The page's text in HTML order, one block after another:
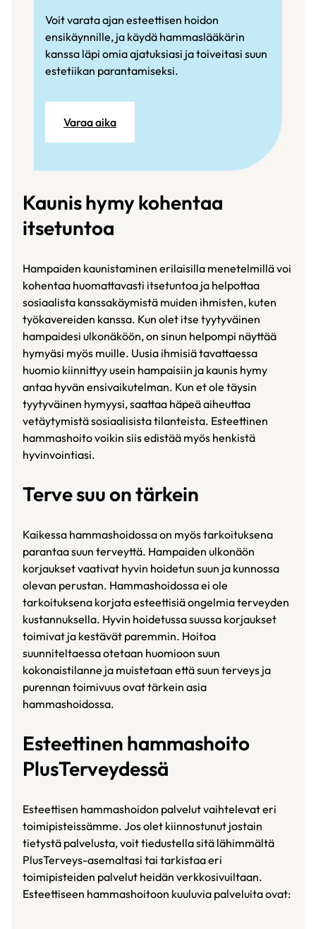
Voit varata ajan esteettisen hoidon
ensikäynnille, ja käydä hammaslääkärin
kanssa läpi omia ajatuksiasi ja toiveitasi suun
estetiikan parantamiseksi.
Varaa aika
Kaunis hymy kohentaa
itsetuntoa
Hampaiden kaunistaminen erilaisilla menetelmillä voi
kohentaa huomattavasti itsetuntoa ja helpottaa
sosiaalista kanssakäymistä muiden ihmisten, kuten
työkavereiden kanssa. Kun olet itse tyytyväinen
hampaidesi ulkonäköön, on sinun helpompi näyttää
hymyäsi myös muille. Uusia ihmisiä tavattaessa
huomio kiinnittyy usein hampaisiin ja kaunis hymy
antaa hyvän ensivaikutelman. Kun et ole täysin
tyytyväinen hymyysi, saattaa häpeä aiheuttaa
vetäytymistä sosiaalisista tilanteista. Esteettinen
hammashoito voikin siis edistää myös henkistä
hyvinvointiasi.
Terve suu on tärkein
Kaikessa hammashoidossa on myös tarkoituksena
parantaa suun terveyttä. Hampaiden ulkonäön
korjaukset vaativat hyvin hoidetun suun ja kunnossa
olevan perustan. Hammashoidossa ei ole
tarkoituksena korjata esteettisiä ongelmia terveyden
kustannuksella. Hyvin hoidetussa suussa korjaukset
toimivat ja kestävät paremmin. Hoitoa
suunniteltaessa otetaan huomioon suun
kokonaistilanne ja muistetaan että suun terveys ja
purennan toimivuus ovat tärkein asia
hammashoidossa.
Esteettinen hammashoito
PlusTerveydessä
Esteettisen hammashoidon palvelut vaihtelevat eri
toimipisteissämme. Jos olet kiinnostunut jostain
tietystä palvelusta, voit tiedustella sitä lähimmältä
PlusTerveys-asemaltasi tai tarkistaa eri
toimipisteiden palvelut heidän verkkosivuiltaan.
Esteettiseen hammashoitoon kuuluvia palveluita ovat: